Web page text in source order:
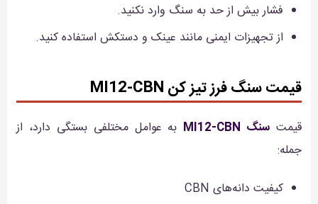
فشار بیش از حد به سنگ وارد نکنید.
از تجهیزات ایمنی مانند عینک و دستکش استفاده کنید.
قیمت سنگ فرز تیز کن MI12-CBN
قیمت سنگ MI12-CBN
به عوامل مختلفی بستگی دارد، از
جمله:
کیفیت دانه‌های CBN